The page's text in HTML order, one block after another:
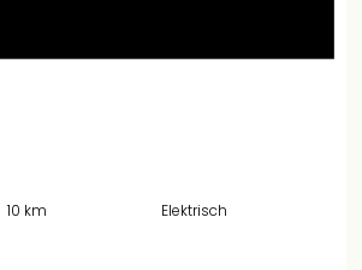
10 km Elektrisch